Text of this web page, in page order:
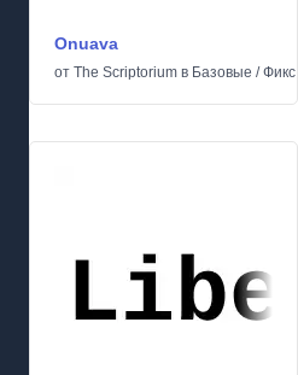
Onuava
от The Scriptorium в Базовые /